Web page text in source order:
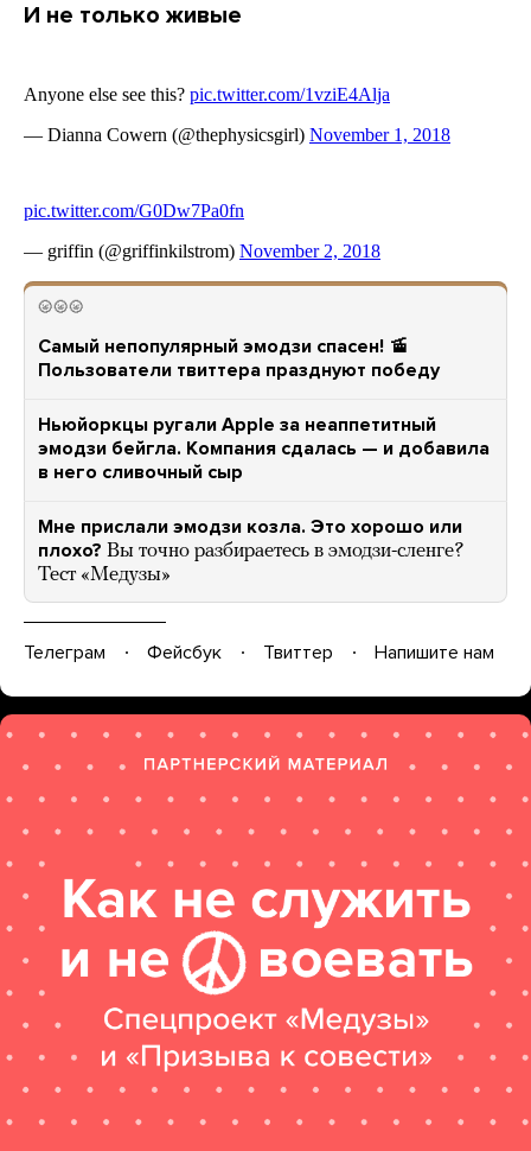
И не только живые
🌝🌝🌝
Самый непопулярный эмодзи спасен! 🚡
Пользователи твиттера празднуют победу
Ньюйоркцы ругали Apple за неаппетитный
эмодзи бейгла. Компания сдалась — и добавила
в него сливочный сыр
Мне прислали эмодзи козла. Это хорошо или
плохо? Вы точно разбираетесь в эмодзи-сленге?
Тест «Медузы»
Телеграм Фейсбук Твиттер Напишите нам